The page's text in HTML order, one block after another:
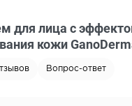
для лица с
кожи
Вопрос-ответ